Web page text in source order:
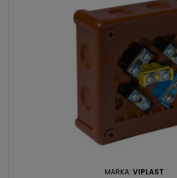
MARKA: VIPLAST